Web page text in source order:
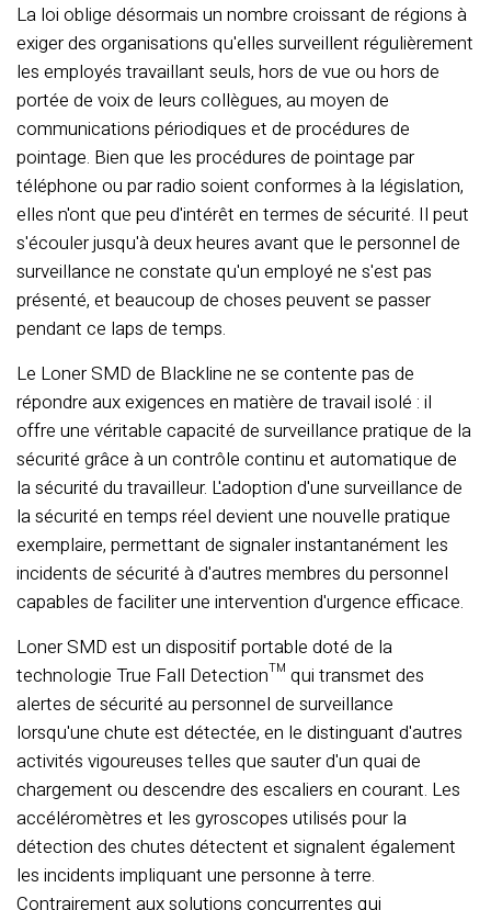
La loi oblige désormais un nombre croissant de régions à
exiger des organisations qu'elles surveillent régulièrement
les employés travaillant seuls, hors de vue ou hors de
portée de voix de leurs collègues, au moyen de
communications périodiques et de procédures de
pointage. Bien que les procédures de pointage par
téléphone ou par radio soient conformes à la législation,
elles n'ont que peu d'intérêt en termes de sécurité. Il peut
s'écouler jusqu'à deux heures avant que le personnel de
surveillance ne constate qu'un employé ne s'est pas
présenté, et beaucoup de choses peuvent se passer
pendant ce laps de temps.
Le Loner SMD de Blackline ne se contente pas de
répondre aux exigences en matière de travail isolé : il
offre une véritable capacité de surveillance pratique de la
sécurité grâce à un contrôle continu et automatique de
la sécurité du travailleur. L'adoption d'une surveillance de
la sécurité en temps réel devient une nouvelle pratique
exemplaire, permettant de signaler instantanément les
incidents de sécurité à d'autres membres du personnel
capables de faciliter une intervention d'urgence efficace.
Loner SMD est un dispositif portable doté de la
technologie True Fall Detection™ qui transmet des
alertes de sécurité au personnel de surveillance
lorsqu'une chute est détectée, en le distinguant d'autres
activités vigoureuses telles que sauter d'un quai de
chargement ou descendre des escaliers en courant. Les
accéléromètres et les gyroscopes utilisés pour la
détection des chutes détectent et signalent également
les incidents impliquant une personne à terre.
Contrairement aux solutions concurrentes qui